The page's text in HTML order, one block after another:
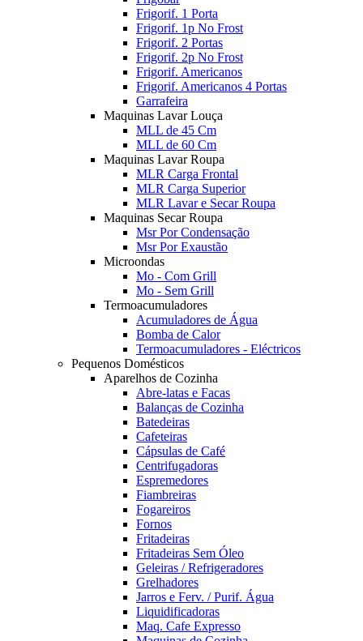
Frigorif. 1 Porta
Frigorif. 1p No Frost
Frigorif. 2 Portas
Frigorif. 2p No Frost
Frigorif. Americanos
Frigorif. Americanos 4 Portas
Garrafeira
Maquinas Lavar Louça
MLL de 45 Cm
MLL de 60 Cm
Maquinas Lavar Roupa
MLR Carga Frontal
MLR Carga Superior
MLR Lavar e Secar Roupa
Maquinas Secar Roupa
Msr Por Condensação
Msr Por Exaustão
Microondas
Mo - Com Grill
Mo - Sem Grill
Termoacumuladores
Acumuladores de Água
Bomba de Calor
Termoacumuladores - Eléctricos
Pequenos Domésticos
Aparelhos de Cozinha
Abre-latas e Facas
Balanças de Cozinha
Batedeiras
Cafeteiras
Cápsulas de Café
Centrifugadoras
Espremedores
Fiambreiras
Fogareiros
Fornos
Fritadeiras
Fritadeiras Sem Óleo
Geleiras / Refrigeradores
Grelhadores
Jarros e Ferv. / Purif. Água
Liquidificadoras
Maq. Cafe Expresso